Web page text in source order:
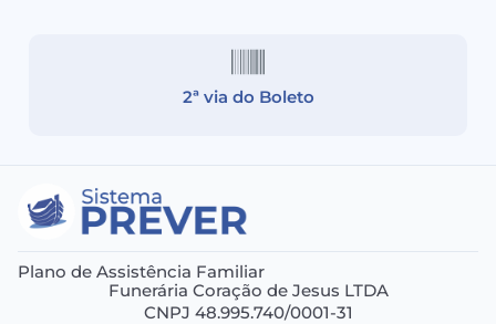
2ª via do Boleto
Plano de Assistência Familiar
Funerária Coração de Jesus LTDA
CNPJ 48.995.740/0001-31